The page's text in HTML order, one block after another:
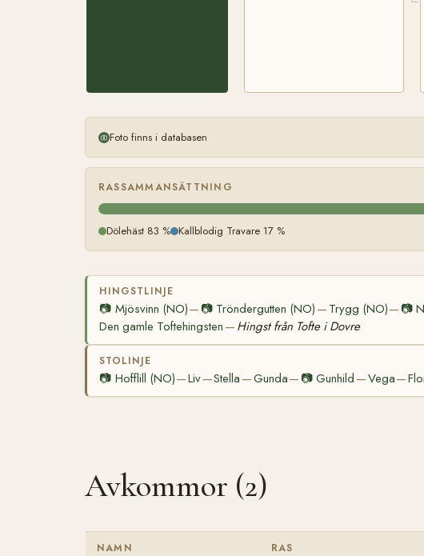
Foto finns i databasen
RASSAMMANSÄTTNING
Dölehäst 83 % Kallblodig Travare 17 %
HINGSTLINJE
📷 Mjösvinn (NO)— 📷 Tröndergutten (NO) — Trygg (NO)— 📷
Den gamle Toftehingsten — Hingst från Tofte i Dovre
STOLINJE
📷 Hofflill (NO)—Liv—Stella —Gunda— 📷Gunhild —Vega—
Avkommor (2)
NAMN RAS